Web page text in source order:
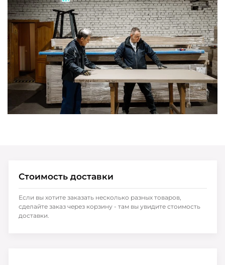
Стоимость доставки
Если вы хотите заказать несколько разных товаров,
сделайте заказ через корзину - там вы увидите стоимость
доставки.